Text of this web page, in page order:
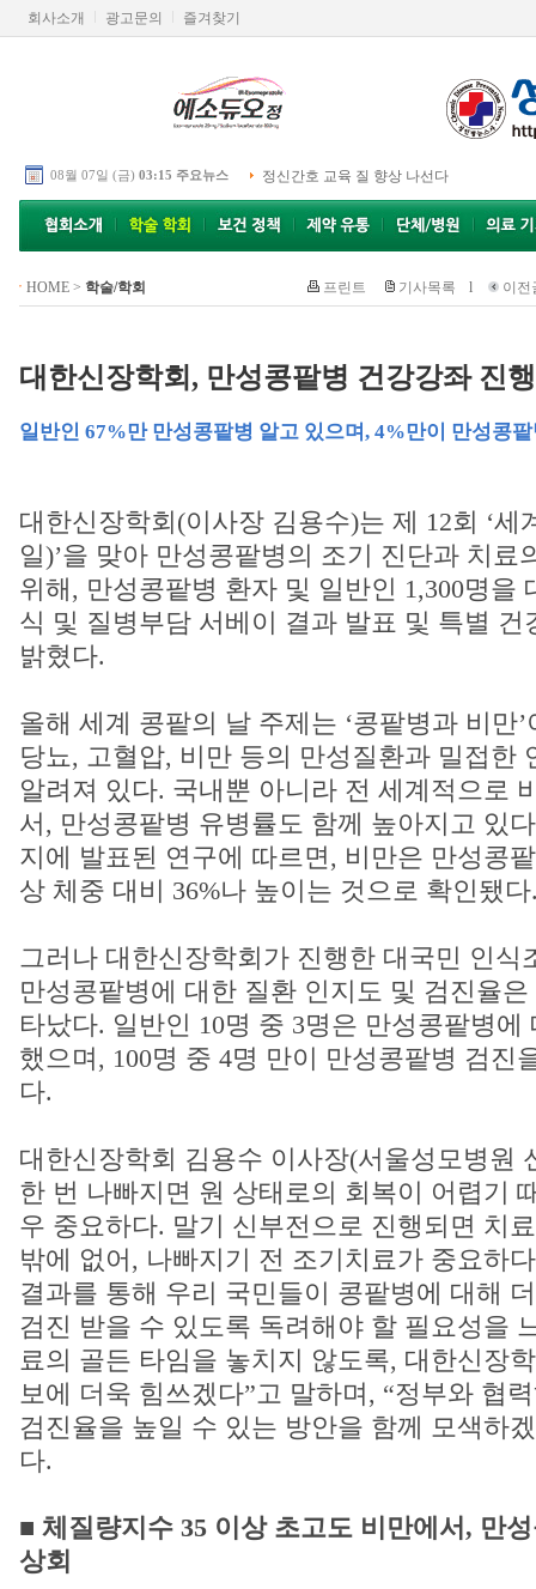
회사소개 광고문의 즐겨찾기
08월 07일 (금) 03:15 주요뉴스 정신간호 교육 질 향상 나선다
HOME> 학술/학회 프린트 기사목록 l 이전
대한신장학회, 만성콩팥병 건강강좌 진행
일반인 67%만 만성콩팥병 알고 있으며, 4%만이 만성콩
대한신장학회(이사장 김용수)는 제 12회 ‘세
일)’을 맞아 만성콩팥병의 조기 진단과 치료
위해, 만성콩팥병 환자 및 일반인 1,300명을
식 및 질병부담 서베이 결과 발표 및 특별 건
밝혔다.
올해 세계 콩팥의 날 주제는 ‘콩팥병과 비만
당뇨, 고혈압, 비만 등의 만성질환과 밀접한
알려져 있다. 국내뿐 아니라 전 세계적으로
서, 만성콩팥병 유병률도 함께 높아지고 있
지에 발표된 연구에 따르면, 비만은 만성콩
상 체중 대비 36%나 높이는 것으로 확인됐다
그러나 대한신장학회가 진행한 대국민 인식
만성콩팥병에 대한 질환 인지도 및 검진율
타났다. 일반인 10명 중 3명은 만성콩팥병에
했으며, 100명 중 4명 만이 만성콩팥병 검진
다.
대한신장학회 김용수 이사장(서울성모병원
한 번 나빠지면 원 상태로의 회복이 어렵기
우 중요하다. 말기 신부전으로 진행되면 치
밖에 없어, 나빠지기 전 조기치료가 중요하
결과를 통해 우리 국민들이 콩팥병에 대해
검진 받을 수 있도록 독려해야 할 필요성을
료의 골든 타임을 놓치지 않도록, 대한신장
보에 더욱 힘쓰겠다”고 말하며, “정부와 협
검진율을 높일 수 있는 방안을 함께 모색하
다.
■ 체질량지수 35 이상 초고도 비만에서, 만
상회